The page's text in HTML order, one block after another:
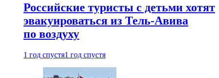
Российские туристы с детьми хотят
эвакуироваться из Тель-Авива
по воздуху
1 год спустя1 год спустя